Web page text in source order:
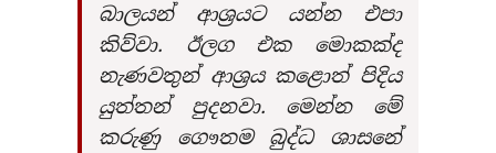
බාලයන් ආශ්‍රයට යන්න එපා
කිව්වා. ඊලග එක මොකක්ද
නැණවතුන් ආශ්‍රය කළොත් පිදිය
යුත්තන් පුදනවා. මෙන්න මේ
කරුණු ගෞතම බුද්ධ ශාසනේ